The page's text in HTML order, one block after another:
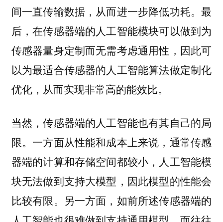
间一直传输数据，从而进一步降低功耗。最
后，在传感器端的人工智能模块可以做到为
传感器量身定制而无需考虑通用性，因此可
以为最适合传感器的人工智能算法做定制化
优化，从而实现非常高的能效比。
当然，传感器端的人工智能也有其自己的局
限。一方面从性能和成本上来说，通常传感
器端的计算和存储空间都较小，人工智能模
块无法做到支持大模型，因此模型的性能会
比较有限。另一方面，如前所述传感器端的